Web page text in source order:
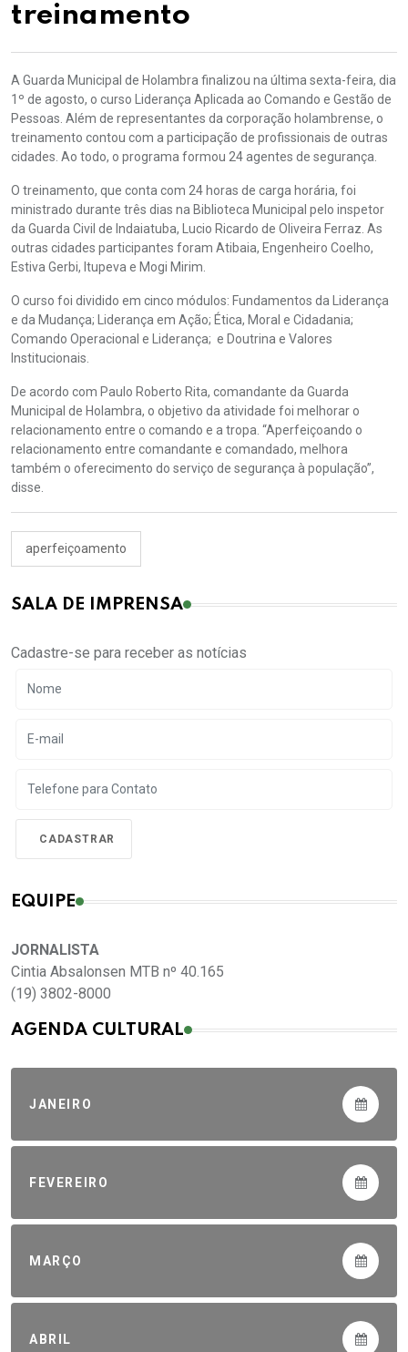
treinamento
A Guarda Municipal de Holambra finalizou na última sexta-feira, dia
1º de agosto, o curso Liderança Aplicada ao Comando e Gestão de
Pessoas. Além de representantes da corporação holambrense, o
treinamento contou com a participação de profissionais de outras
cidades. Ao todo, o programa formou 24 agentes de segurança.
O treinamento, que conta com 24 horas de carga horária, foi
ministrado durante três dias na Biblioteca Municipal pelo inspetor
da Guarda Civil de Indaiatuba, Lucio Ricardo de Oliveira Ferraz. As
outras cidades participantes foram Atibaia, Engenheiro Coelho,
Estiva Gerbi, Itupeva e Mogi Mirim.
O curso foi dividido em cinco módulos: Fundamentos da Liderança
e da Mudança; Liderança em Ação; Ética, Moral e Cidadania;
Comando Operacional e Liderança; e Doutrina e Valores
Institucionais.
De acordo com Paulo Roberto Rita, comandante da Guarda
Municipal de Holambra, o objetivo da atividade foi melhorar o
relacionamento entre o comando e a tropa. “Aperfeiçoando o
relacionamento entre comandante e comandado, melhora
também o oferecimento do serviço de segurança à população”,
disse.
aperfeiçoamento
SALA DE IMPRENSA
Cadastre-se para receber as notícias
EQUIPE
JORNALISTA
Cintia Absalonsen MTB nº 40.165
(19) 3802-8000
AGENDA CULTURAL
JANEIRO
FEVEREIRO
MARÇO
ABRIL